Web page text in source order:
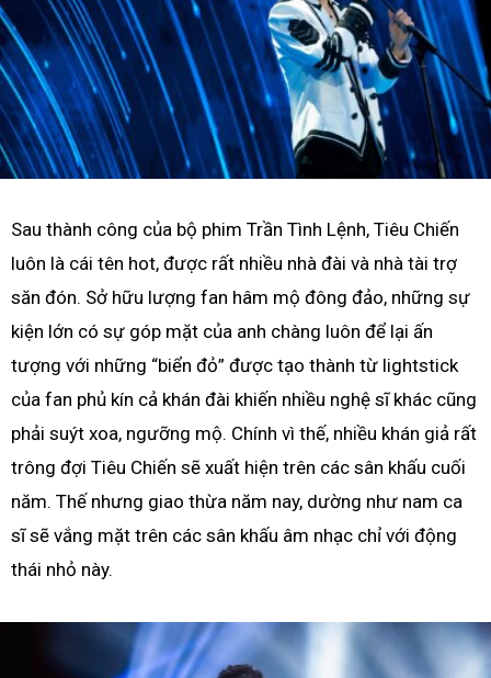
Sau thành công của bộ phim Trần Tình Lệnh, Tiêu Chiến
luôn là cái tên hot, được rất nhiều nhà đài và nhà tài trợ
săn đón. Sở hữu lượng fan hâm mộ đông đảo, những sự
kiện lớn có sự góp mặt của anh chàng luôn để lại ấn
tượng với những “biển đỏ” được tạo thành từ lightstick
của fan phủ kín cả khán đài khiến nhiều nghệ sĩ khác cũng
phải suýt xoa, ngưỡng mộ. Chính vì thế, nhiều khán giả rất
trông đợi Tiêu Chiến sẽ xuất hiện trên các sân khấu cuối
năm. Thế nhưng giao thừa năm nay, dường như nam ca
sĩ sẽ vắng mặt trên các sân khấu âm nhạc chỉ với động
thái nhỏ này.